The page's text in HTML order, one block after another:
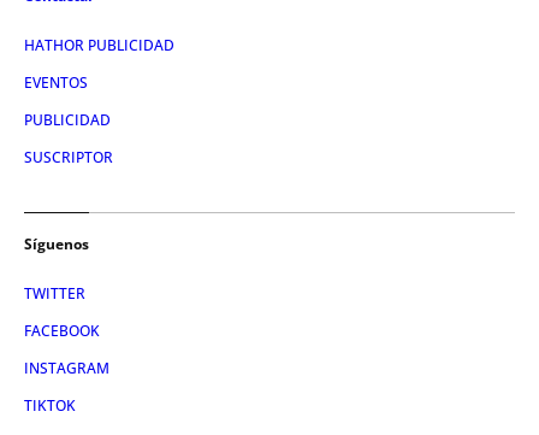
HATHOR PUBLICIDAD
EVENTOS
PUBLICIDAD
SUSCRIPTOR
Síguenos
TWITTER
FACEBOOK
INSTAGRAM
TIKTOK